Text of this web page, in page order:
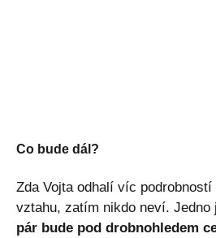
Co bude dál?
Zda Vojta odhalí víc
vztahu, zatím nikdo neví.
pár bude pod drobnohledem